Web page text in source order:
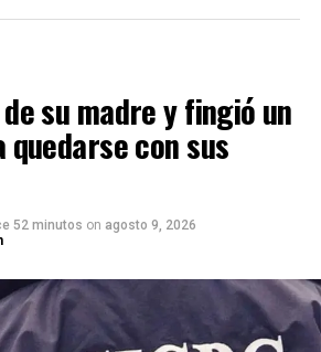
su madre y fingió un
con sus
52 minutos on agosto 9, 2026